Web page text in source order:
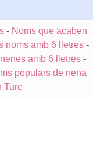
- Noms que acaben
noms amb 6 lletres-
amb 6 lletres-
populars de nena
Turc